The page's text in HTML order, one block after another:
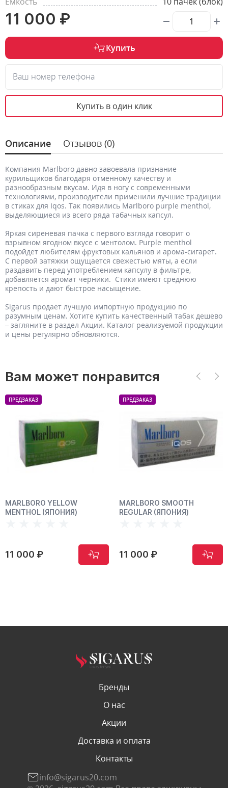
11 000 ₽
Купить
Ваш номер телефона
Купить в один клик
Описание Отзывов (0)
Компания Marlboro давно завоевала признание
курильщиков благодаря отменному качеству и
разнообразным вкусам. Идя в ногу с современными
технологиями, производители применили лучшие традиции
в стиках для Iqos. Так появились Marlboro purple menthol,
выделяющиеся из всего ряда табачных капсул.
Яркая сиреневая пачка с первого взгляда говорит о
взрывном ягодном вкусе с ментолом. Purple menthol
подойдет любителям фруктовых кальянов и арома-сигарет.
С первой затяжки ощущается свежестью мяты, а если
раздавить перед употреблением капсулу в фильтре,
добавляется аромат черники. Стики имеют среднюю
крепость и дают быстрое насыщение.
Sigarus продает лучшую импортную продукцию по
разумным ценам. Хотите купить качественный табак дешево
– загляните в раздел Акции. Каталог реализуемой продукции
и цены регулярно обновляются.
Вам может понравится
ПРЕДЗАКАЗ
MARLBORO YELLOW
MENTHOL (ЯПОНИЯ)
11 000 ₽
ПРЕДЗАКАЗ
MARLBORO SMOOTH
REGULAR (ЯПОНИЯ)
11 000 ₽
Бренды
О нас
Акции
Доставка и оплата
Контакты
info@sigarus20.com